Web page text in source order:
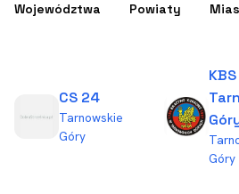
Województwa Powiaty
CS 24
Tarnowskie
Góry
KBS
Góry